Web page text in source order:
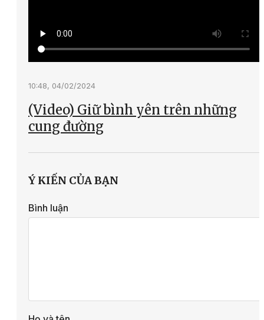
10:48, 04/02/2024
(Video) Giữ bình yên trên những
cung đường
Ý KIẾN CỦA BẠN
Bình luận